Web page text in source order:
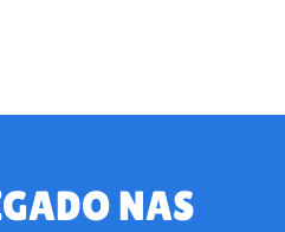
NAS